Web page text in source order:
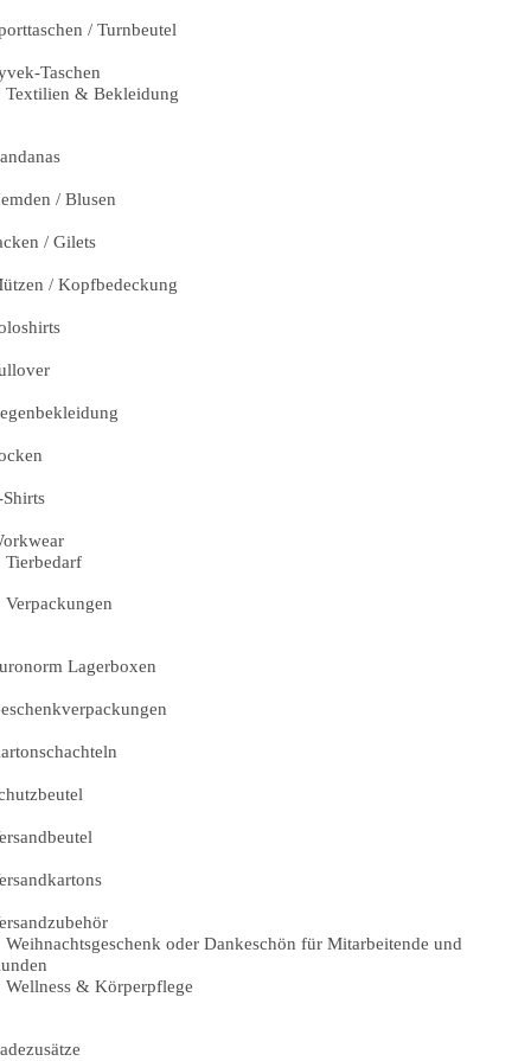
/ Turnbeutel
Taschen
Textilien & Bekleidung
/ Blusen
/ Gilets
/ Kopfbedeckung
Shirts
Tierbedarf
Verpackungen
Lagerboxen
Weihnachtsgeschenk oder Dankeschön für Mitarbeitende und
Wellness & Körperpflege